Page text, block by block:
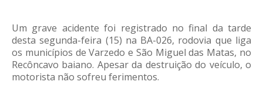
Um grave acidente foi registrado no final da tarde
desta segunda-feira (15) na BA-026, rodovia que liga
os municípios de Varzedo e São Miguel das Matas, no
Recôncavo baiano. Apesar da destruição do veículo, o
motorista não sofreu ferimentos.